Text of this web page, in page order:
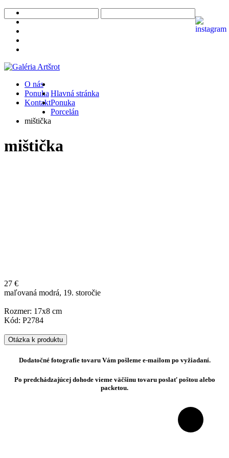
O nás
Ponuka
Kontakt
Hlavná stránka
Ponuka
Porcelán
mištička
mištička
27 €
maľovaná modrá, 19. storočie
Rozmer: 17x8 cm
Kód: P2784
Otázka k produktu
Dodatočné fotografie tovaru Vám pošleme e-mailom po vyžiadaní.
Po predchádzajúcej dohode vieme väčšinu tovaru poslať poštou alebo
packetou.